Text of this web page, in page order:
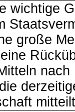
wichtige
große